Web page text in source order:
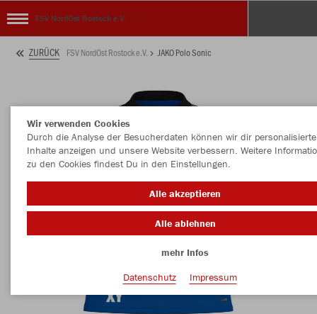
FSV NordOst Rostock e.V.
ZURÜCK FSV NordOst Rostock e.V. JAKO Polo Sonic
Wir verwenden Cookies
Durch die Analyse der Besucherdaten können wir dir personalisierte
Inhalte anzeigen und unsere Website verbessern. Weitere
zu den Cookies findest Du in den Einstellungen.
Alle akzeptieren
Alle ablehnen
mehr Infos
Datenschutz
Impressum